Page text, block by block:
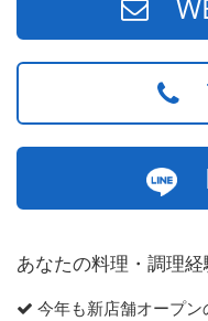
あなたの料理・調理経
今年も新店舗オープン